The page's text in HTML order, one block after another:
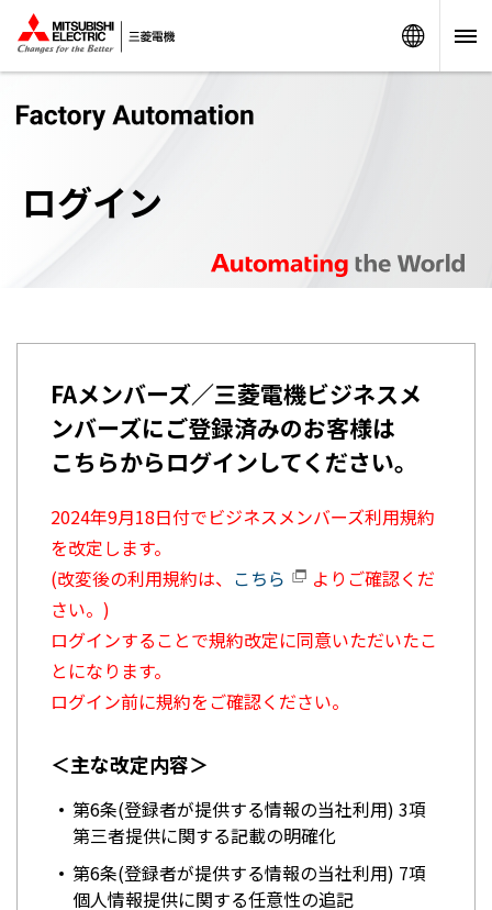
ログイン
FAメンバーズ／三菱電機ビジネスメ
ンバーズにご登録済みのお客様は
こちらからログインしてください。
2024年9月18日付でビジネスメンバーズ利用規約
を改定します。
(改変後の利用規約は、 こちら
よりご確認くだ
さい。)
ログインすることで規約改定に同意いただいたこ
とになります。
ログイン前に規約をご確認ください。
＜主な改定内容＞
第6条(登録者が提供する情報の当社利用) 3項
第三者提供に関する記載の明確化
第6条(登録者が提供する情報の当社利用) 7項
個人情報提供に関する任意性の追記